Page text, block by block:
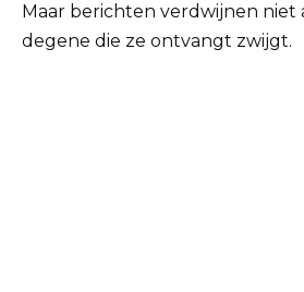
Maar berichten verdwijnen niet
degene die ze ontvangt zwijgt.